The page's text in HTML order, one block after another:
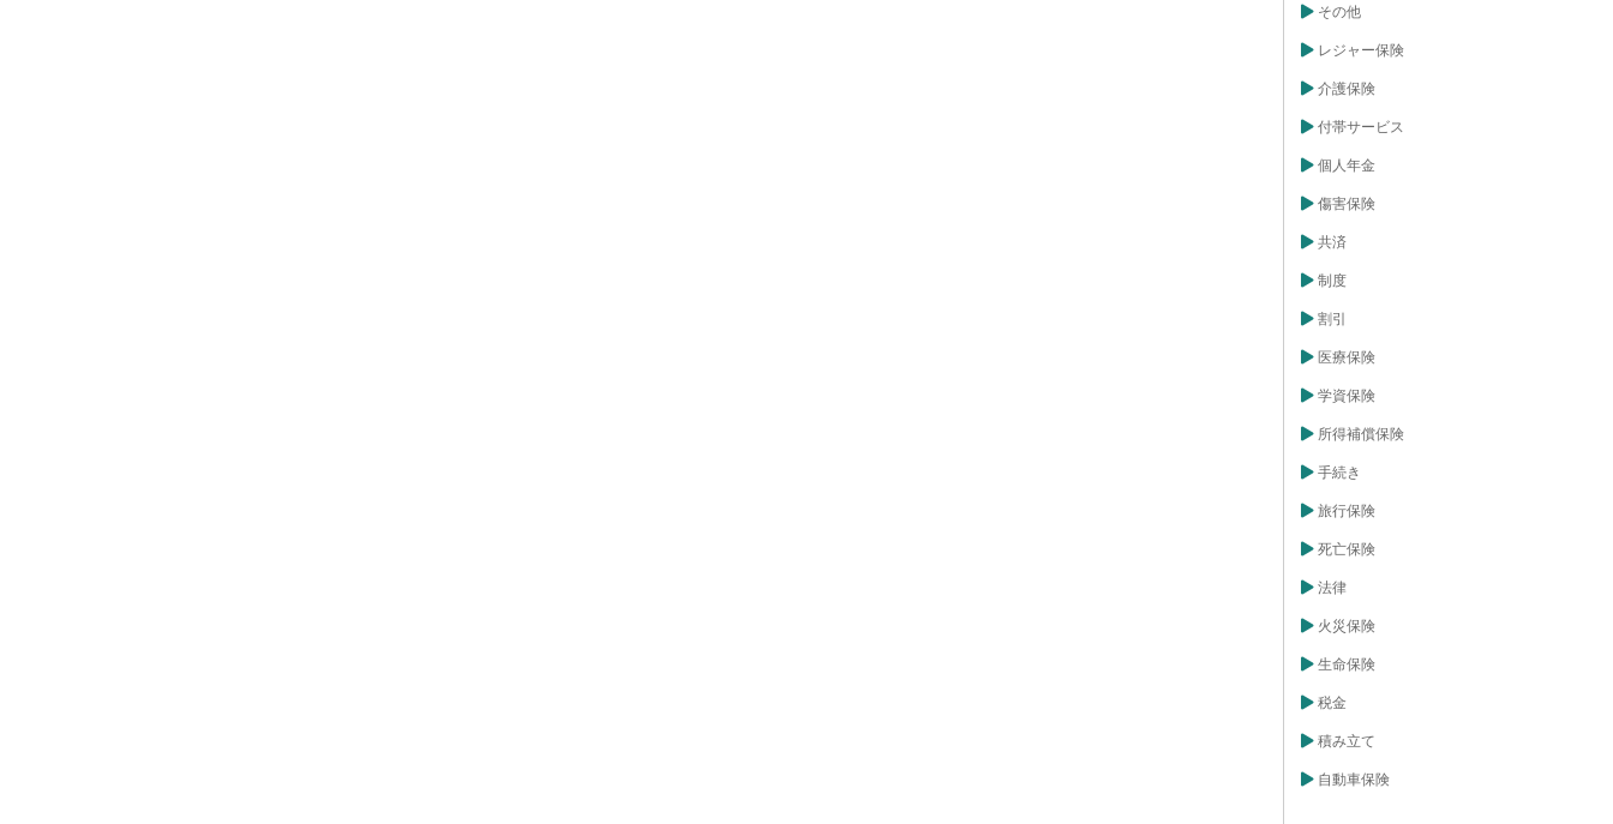
その他
レジャー保険
介護保険
付帯サービス
個人年金
傷害保険
共済
制度
割引
医療保険
学資保険
所得補償保険
手続き
旅行保険
死亡保険
法律
火災保険
生命保険
税金
積み立て
自動車保険